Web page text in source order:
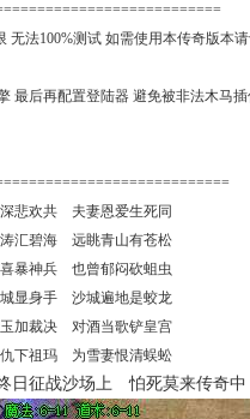
无法100%测试 如需使用本传奇版本
最后再配置登陆器 避免被非法木马
悲欢共 夫妻恩爱生死同
汇碧海 远眺青山有苍松
暴神兵 也曾郁闷砍蛆虫
显身手 沙城遍地是蛟龙
加裁决 对酒当歌铲皇宫
下祖玛 为雪妻恨清蜈蚣
征战沙场上 怕死莫来传奇中